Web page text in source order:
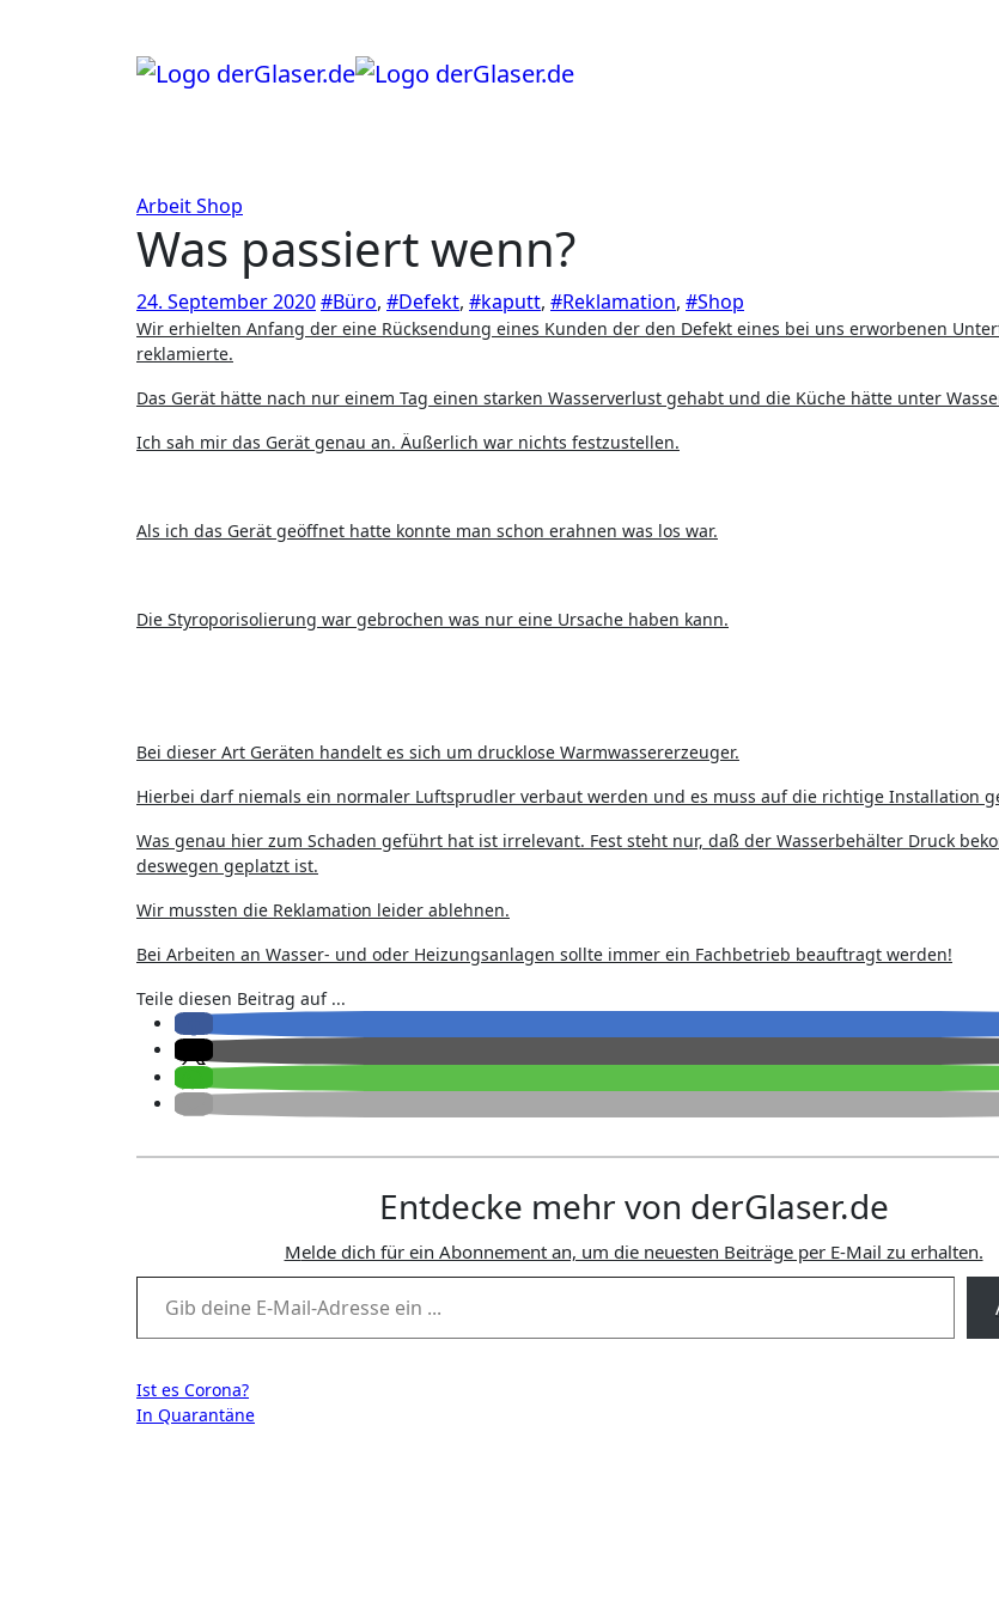
ArbeitShop
Was passiert wenn?
24. September 2020#Büro, #Defekt, #kaputt, #Reklamation, #Shop
Wir erhielten Anfang der eine Rücksendung eines Kunden der den Defekt eines bei uns erworbenen Untertischgerätes
reklamierte.
Das Gerät hätte nach nur einem Tag einen starken Wasserverlust gehabt und die Küche hätte unter
Ich sah mir das Gerät genau an. Äußerlich war nichts festzustellen.
Als ich das Gerät geöffnet hatte konnte man schon erahnen was los war.
Die Styroporisolierung war gebrochen was nur eine Ursache haben kann.
Bei dieser Art Geräten handelt es sich um drucklose Warmwassererzeuger.
Hierbei darf niemals ein normaler Luftsprudler verbaut werden und es muss auf die richtige Installation
Was genau hier zum Schaden geführt hat ist irrelevant. Fest steht nur, daß der Wasserbehälter Druck
deswegen geplatzt ist.
Wir mussten die Reklamation leider ablehnen.
Bei Arbeiten an Wasser- und oder Heizungsanlagen sollte immer ein Fachbetrieb beauftragt werden!
Teile diesen Beitrag auf ...
Entdecke mehr von derGlaser.de
Melde dich für ein Abonnement an, um die neuesten Beiträge per E-Mail zu erhalten.
Gib deine E-Mail-Adresse ein ...
Beitragsnavigation
Ist es Corona?
In Quarantäne